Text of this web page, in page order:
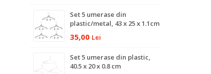
Set 5 umerase din
plastic/metal, 43 x 25 x 1.1cm
35,00 Lei
Set 5 umerase din plastic,
40.5 x 20 x 0.8 cm